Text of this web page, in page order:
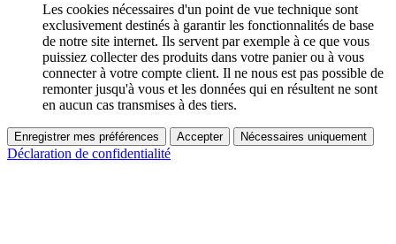
Les cookies nécessaires d'un point de vue technique sont
exclusivement destinés à garantir les fonctionnalités de base
de notre site internet. Ils servent par exemple à ce que vous
puissiez collecter des produits dans votre panier ou à vous
connecter à votre compte client. Il ne nous est pas possible de
remonter jusqu'à vous et les données qui en résultent ne sont
en aucun cas transmises à des tiers.
Enregistrer mes préférences Accepter Nécessaires uniquement
Déclaration de confidentialité